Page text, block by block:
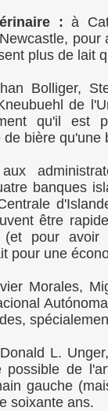
: à
plus de lait
Bolliger,
de
qu'il
de bière qu'une
banques
être
pour avoir
pour une
Morales,
L.
possible de
gauche
soixante ans.